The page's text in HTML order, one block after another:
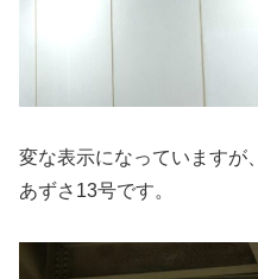
変な表示になっていますが、
あずさ13号です。